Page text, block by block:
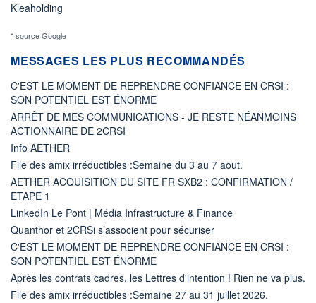
Kleaholding
* source Google
MESSAGES LES PLUS RECOMMANDÉS
C'EST LE MOMENT DE REPRENDRE CONFIANCE EN CRSI :
SON POTENTIEL EST ÉNORME
ARRÊT DE MES COMMUNICATIONS - JE RESTE NÉANMOINS
ACTIONNAIRE DE 2CRSI
Info AETHER
File des amix irréductibles :Semaine du 3 au 7 aout.
AETHER ACQUISITION DU SITE FR SXB2 : CONFIRMATION /
ETAPE 1
LinkedIn Le Pont | Média Infrastructure & Finance
Quanthor et 2CRSi s’associent pour sécuriser
C'EST LE MOMENT DE REPRENDRE CONFIANCE EN CRSI :
SON POTENTIEL EST ÉNORME
Après les contrats cadres, les Lettres d'intention ! Rien ne va plus.
File des amix irréductibles :Semaine 27 au 31 juillet 2026.